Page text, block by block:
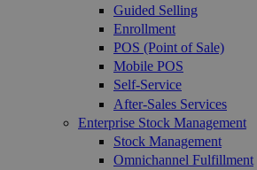
Guided Selling
Enrollment
POS (Point of Sale)
Mobile POS
Self-Service
After-Sales Services
Enterprise Stock Management
Stock Management
Omnichannel Fulfillment